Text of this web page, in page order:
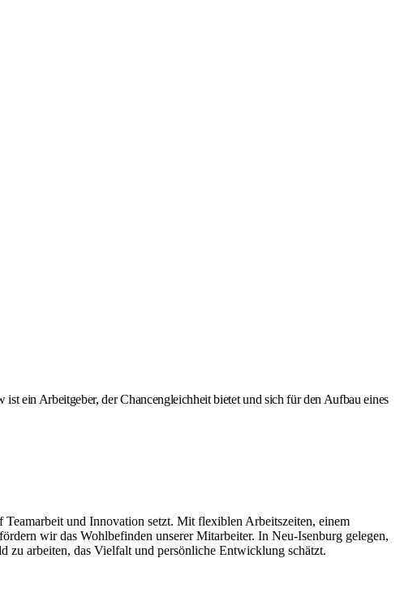
ein Arbeitgeber, der Chancengleichheit bietet und sich für den Aufbau eines
und Innovation setzt. Mit flexiblen Arbeitszeiten, einem
wir das Wohlbefinden unserer Mitarbeiter. In Neu-Isenburg gelegen,
zu arbeiten, das Vielfalt und persönliche Entwicklung schätzt.